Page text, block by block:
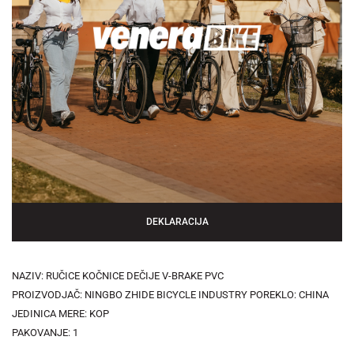
DEKLARACIJA
NAZIV: RUČICE KOČNICE DEČIJE V-BRAKE PVC
PROIZVODJAČ: NINGBO ZHIDE BICYCLE INDUSTRY POREKLO: CHINA
JEDINICA MERE: KOP
PAKOVANJE: 1